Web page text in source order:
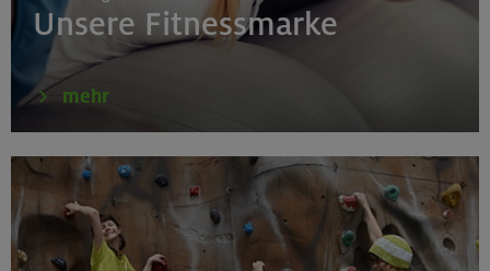
27./28.08.26
Grundkurs Klettern indoor
Gilching
30.08./06./13.09.26
Unsere Fitnessmarke
mehr